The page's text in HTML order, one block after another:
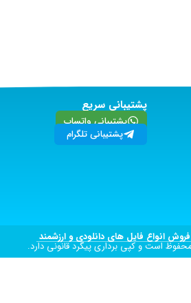
پشتیبانی سریع
پشتیبانی واتساپ
پشتیبانی تلگرام
انواع فایل های دانلودی و ارزشمند
است و کپی برداری پیگرد قانونی دارد.